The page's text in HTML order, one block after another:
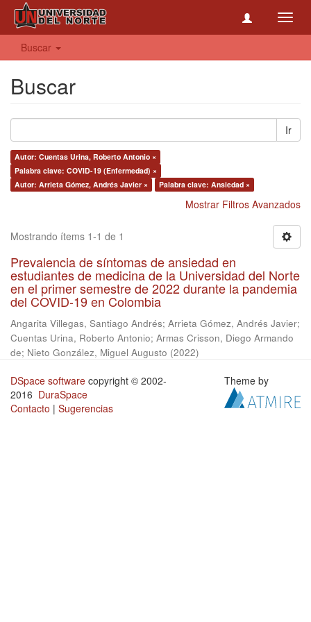
Buscar
Buscar
Ir
Autor: Cuentas Urina, Roberto Antonio ×
Palabra clave: COVID-19 (Enfermedad) ×
Autor: Arrieta Gómez, Andrés Javier ×
Palabra clave: Ansiedad ×
Mostrar Filtros Avanzados
Mostrando ítems 1-1 de 1
Prevalencia de síntomas de ansiedad en
estudiantes de medicina de la Universidad del Norte
en el primer semestre de 2022 durante la pandemia
del COVID-19 en Colombia
Angarita Villegas, Santiago Andrés; Arrieta Gómez, Andrés Javier;
Cuentas Urina, Roberto Antonio; Armas Crisson, Diego Armando
de; Nieto González, Miguel Augusto (2022)
DSpace software copyright © 2002-
2016 DuraSpace
Contacto | Sugerencias
Theme by